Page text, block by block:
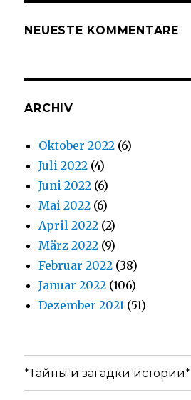
NEUESTE KOMMENTARE
ARCHIV
Oktober 2022 (6)
Juli 2022 (4)
Juni 2022 (6)
Mai 2022 (6)
April 2022 (2)
März 2022 (9)
Februar 2022 (38)
Januar 2022 (106)
Dezember 2021 (51)
*Тайны и загадки истории*